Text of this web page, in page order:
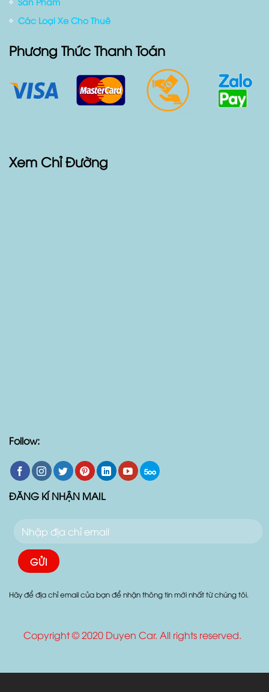
Các Loại Xe Cho Thuê
Phương Thức Thanh Toán
Xem Chỉ Đường
Follow:
ĐĂNG KÍ NHẬN MAIL
Hãy để địa chỉ email của bạn để nhận thông tin mới nhất từ chúng tôi.
Copyright © 2020 Duyen Car. All rights reserved.